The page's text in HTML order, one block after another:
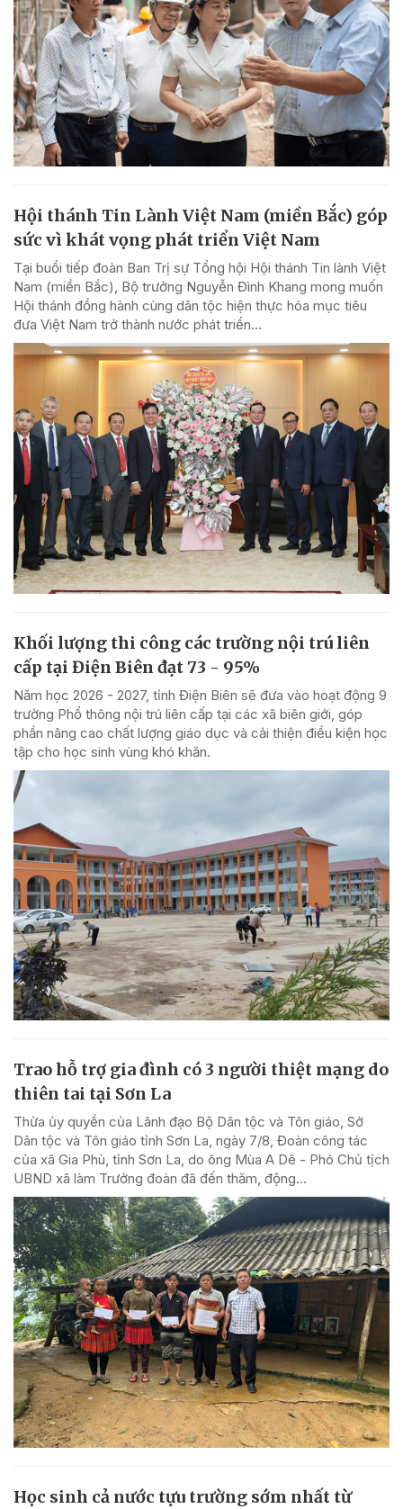
Hội thánh Tin Lành Việt Nam (miền Bắc) góp
sức vì khát vọng phát triển Việt Nam
Tại buổi tiếp đoàn Ban Trị sự Tổng hội Hội thánh Tin lành Việt
Nam (miền Bắc), Bộ trưởng Nguyễn Đình Khang mong muốn
Hội thánh đồng hành cùng dân tộc hiện thực hóa mục tiêu
đưa Việt Nam trở thành nước phát triển...
Khối lượng thi công các trường nội trú liên
cấp tại Điện Biên đạt 73 - 95%
Năm học 2026 - 2027, tỉnh Điện Biên sẽ đưa vào hoạt động 9
trường Phổ thông nội trú liên cấp tại các xã biên giới, góp
phần nâng cao chất lượng giáo dục và cải thiện điều kiện học
tập cho học sinh vùng khó khăn.
Trao hỗ trợ gia đình có 3 người thiệt mạng do
thiên tai tại Sơn La
Thừa ủy quyền của Lãnh đạo Bộ Dân tộc và Tôn giáo, Sở
Dân tộc và Tôn giáo tỉnh Sơn La, ngày 7/8, Đoàn công tác
của xã Gia Phù, tỉnh Sơn La, do ông Mùa A Dê - Phó Chủ tịch
UBND xã làm Trưởng đoàn đã đến thăm, động...
Học sinh cả nước tựu trường sớm nhất từ